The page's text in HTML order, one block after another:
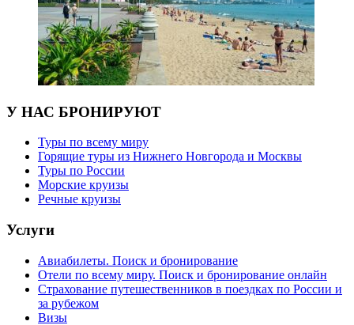
У НАС БРОНИРУЮТ
Туры по всему миру
Горящие туры из Нижнего Новгорода и Москвы
Туры по России
Морские круизы
Речные круизы
Услуги
Авиабилеты. Поиск и бронирование
Отели по всему миру. Поиск и бронирование онлайн
Страхование путешественников в поездках по России и
за рубежом
Визы